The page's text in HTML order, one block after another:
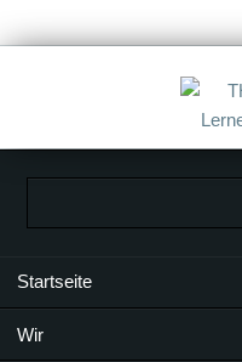
Startseite
Wir